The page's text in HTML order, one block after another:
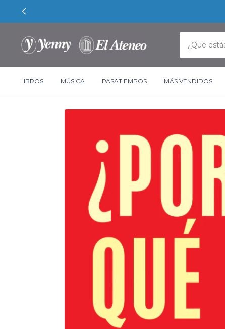
LIBROS MÚSICA PASATIEMPOS MÁS VENDIDOS